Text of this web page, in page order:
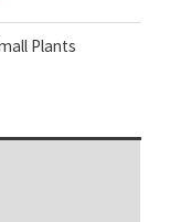
Plants